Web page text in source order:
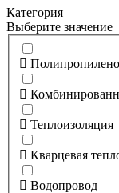
Категория
Выберите значение
Теплоизоляция
Кварцевая
Водопровод